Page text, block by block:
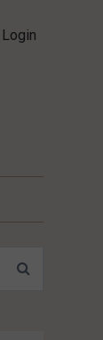
Login